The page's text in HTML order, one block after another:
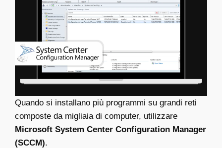
Quando si installano più programmi su grandi reti
composte da migliaia di computer, utilizzare
Microsoft System Center Configuration Manager
(SCCM).